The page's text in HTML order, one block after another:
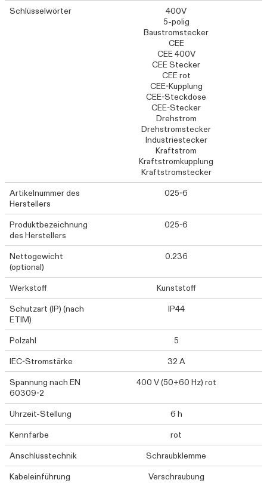
Schlüsselwörter
400V
5-polig
Baustromstecker
CEE
CEE 400V
CEE Stecker
CEE rot
CEE-Kupplung
CEE-Steckdose
CEE-Stecker
Drehstrom
Drehstromstecker
Industriestecker
Kraftstrom
Kraftstromkupplung
Kraftstromstecker
Artikelnummer des
Herstellers
025-6
Produktbezeichnung
des Herstellers
025-6
Nettogewicht
(optional)
0.236
Werkstoff
Kunststoff
Schutzart (IP) (nach
ETIM)
IP44
Polzahl
5
IEC-Stromstärke
32 A
Spannung nach EN
60309-2
400 V (50+60 Hz) rot
Uhrzeit-Stellung
6 h
Kennfarbe
rot
Anschlusstechnik
Schraubklemme
Kabeleinführung
Verschraubung